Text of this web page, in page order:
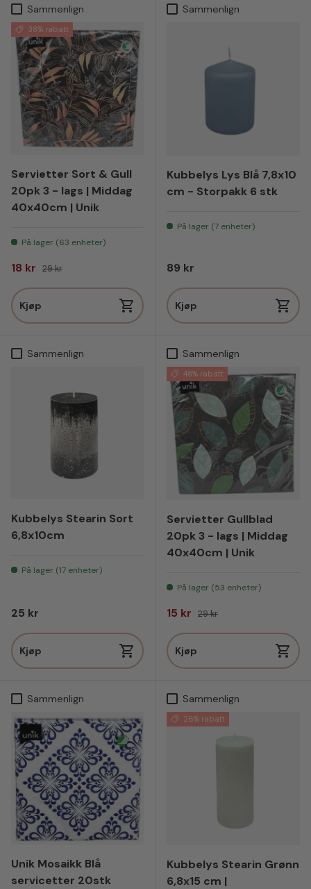
Sammenlign
38% rabatt
Servietter Sort & Gull
20pk 3 - lags | Middag
40x40cm | Unik
På lager (63 enheter)
Salgspris
18 kr Vanlig pris
29 kr
Kjøp
Sammenlign
Kubbelys Lys Blå 7,8x10
cm - Storpakk 6 stk
På lager (7 enheter)
Vanlig pris
89 kr
Kjøp
Sammenlign
Kubbelys Stearin Sort
6,8x10cm
På lager (17 enheter)
Vanlig pris
25 kr
Kjøp
Sammenlign
48% rabatt
Servietter Gullblad
20pk 3 - lags | Middag
40x40cm | Unik
På lager (53 enheter)
Salgspris
15 kr Vanlig pris
29 kr
Kjøp
Sammenlign
Unik Mosaikk Blå
servicetter 20stk
Sammenlign
26% rabatt
Kubbelys Stearin Grønn
6,8x15 cm |